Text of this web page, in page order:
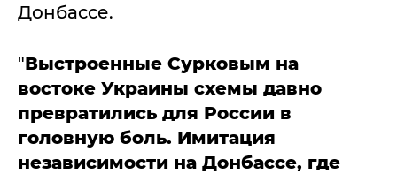
Донбассе.
"Выстроенные Сурковым на
востоке Украины схемы давно
превратились для России в
головную боль. Имитация
независимости на Донбассе, где